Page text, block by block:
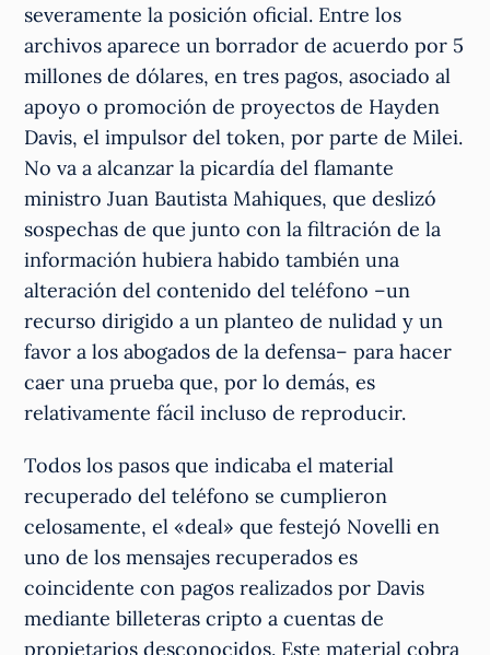
severamente la posición oficial. Entre los
archivos aparece un borrador de acuerdo por 5
millones de dólares, en tres pagos, asociado al
apoyo o promoción de proyectos de Hayden
Davis, el impulsor del token, por parte de Milei.
No va a alcanzar la picardía del flamante
ministro Juan Bautista Mahiques, que deslizó
sospechas de que junto con la filtración de la
información hubiera habido también una
alteración del contenido del teléfono –un
recurso dirigido a un planteo de nulidad y un
favor a los abogados de la defensa– para hacer
caer una prueba que, por lo demás, es
relativamente fácil incluso de reproducir.
Todos los pasos que indicaba el material
recuperado del teléfono se cumplieron
celosamente, el «deal» que festejó Novelli en
uno de los mensajes recuperados es
coincidente con pagos realizados por Davis
mediante billeteras cripto a cuentas de
propietarios desconocidos. Este material cobra